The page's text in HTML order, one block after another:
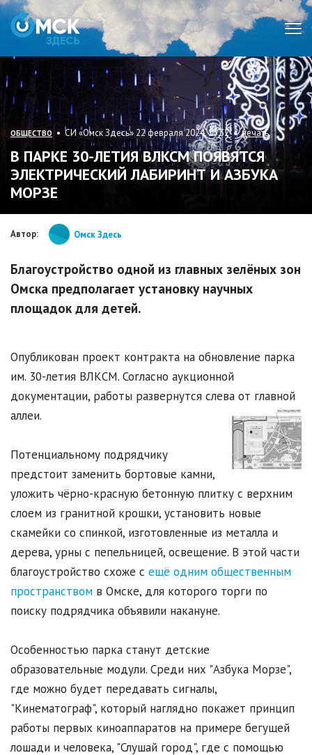
ОБЩЕСТВО • СИ «Омск Здесь» 22 февраля 2024, 15:32 •печать
В ПАРКЕ 30-ЛЕТИЯ ВЛКСМ ПОЯВЯТСЯ
ЭЛЕКТРИЧЕСКИЙ ЛАБИРИНТ И АЗБУКА
МОРЗЕ
Автор: Омск Здесь
Благоустройство одной из главных зелёных зон
Омска предполагает установку научных
площадок для детей.
Опубликован проект контракта на обновление парка
им. 30-летия ВЛКСМ. Согласно аукционной
документации, работы развернутся слева от главной
аллеи.
Потенциальному подрядчику
предстоит заменить бортовые камни,
уложить чёрно-красную бетонную плитку с верхним
слоем из гранитной крошки, установить новые
скамейки со спинкой, изготовленные из металла и
дерева, урны с пепельницей, освещение. В этой части
благоустройство схоже с ещё одним общественным
пространством в Омске, для которого торги по
поиску подрядчика объявили накануне.
Особенностью парка станут детские
образовательные модули. Среди них "Азбука Морзе",
где можно будет передавать сигналы,
"Кинематограф", который наглядно покажет принцип
работы первых киноаппаратов на примере бегущей
лошади и человека, "Слушай город", где с помощью